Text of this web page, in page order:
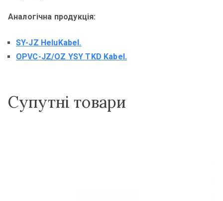
Аналогічна продукція:
SY-JZ HeluKabel.
OPVC-JZ/OZ YSY TKD Kabel.
Супутні товари